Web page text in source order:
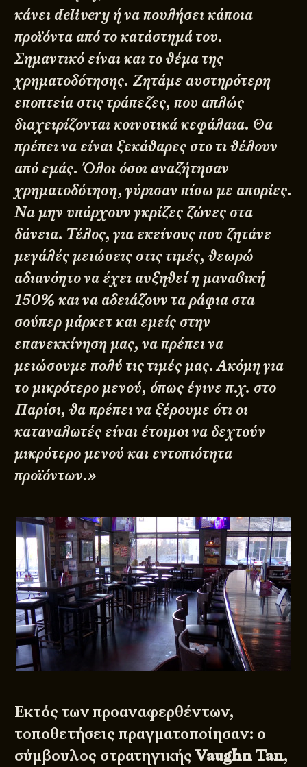
κάνει delivery ή να πουλήσει κάποια
προϊόντα από́ το κατάστημά́ του.
Σημαντικό́ είναι και το θέμα της
χρηματοδότησης. Ζητάμε αυστηρότερη
εποπτεία στις τράπεζες, που απλώς
διαχειρίζονται κοινοτικά́ κεφάλαια. Θα
πρέπει να είναι ξεκάθαρες στο τι θέλουν
από́ εμάς. Όλοι όσοι αναζήτησαν
χρηματοδότηση, γύρισαν πίσω με απορίες.
Να μην υπάρχουν γκρίζες ζώνες στα
δάνεια. Τέλος, για εκείνους που ζητάνε
μεγάλές μειώσεις στις τιμές, θεωρώ́
αδιανόητο να έχει αυξηθεί́ η μαναβική́
150% και να αδειάζουν τα ράφια στα
σούπερ μάρκετ και εμείς στην
επανεκκίνηση μας, να πρέπει να
μειώσουμε πολύ́ τις τιμές μας. Ακόμη για
το μικρότερο μενού́, όπως έγινε π.χ. στο
Παρίσι, θα πρέπει να ξέρουμε ότι οι
καταναλωτές είναι έτοιμοι να δεχτούν
μικρότερο μενού́ και εντοπιότητα
προϊόντων.»
Εκτός των προαναφερθέντων,
τοποθετήσεις πραγματοποίησαν: ο
σύμβουλος στρατηγικήςVaughn Tan,